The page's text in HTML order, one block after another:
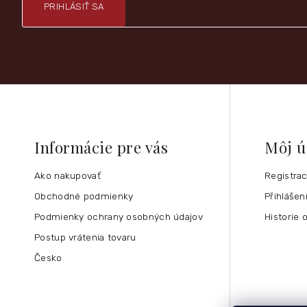
PRIHLÁSIŤ SA
Informácie pre vás
Ako nakupovať
Obchodné podmienky
Podmienky ochrany osobných údajov
Postup vrátenia tovaru
Česko
Môj
Přihlášení
Historie